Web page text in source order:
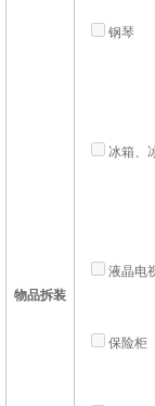
物品拆装
钢琴
冰箱、
液晶电
保险柜